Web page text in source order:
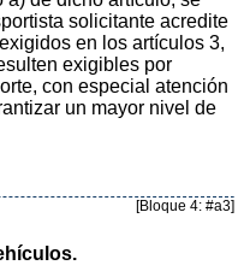
solicitante acredite
en los artículos 3,
exigibles por
con especial atención
un mayor nivel de
[Bloque 4: #a3]